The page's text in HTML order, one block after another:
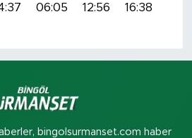
06:05 12:56 16:38
bingolsurmanset.com haber